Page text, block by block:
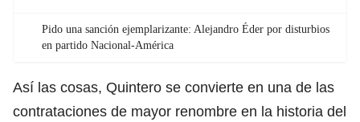
Pido una sanción ejemplarizante: Alejandro Éder por disturbios
en partido Nacional-América
Así las cosas, Quintero se convierte en una de las
contrataciones de mayor renombre en la historia del